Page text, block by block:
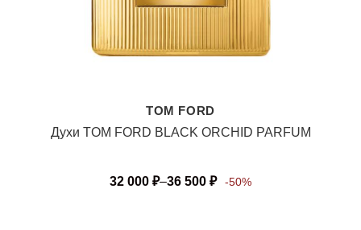
TOM FORD
Духи TOM FORD BLACK ORCHID PARFUM
32 000 ₽–36 500 ₽ -50%